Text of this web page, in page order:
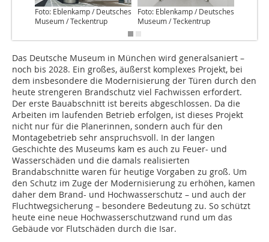
Foto: Eblenkamp / Deutsches
Museum / Teckentrup
Foto: Eblenkamp / Deutsches
Museum / Teckentrup
Das Deutsche Museum in München wird generalsaniert –
noch bis 2028. Ein großes, äußerst komplexes Projekt, bei
dem insbesondere die Modernisierung der Türen durch den
heute strengeren Brandschutz viel Fachwissen erfordert.
Der erste Bauabschnitt ist bereits abgeschlossen. Da die
Arbeiten im laufenden Betrieb erfolgen, ist dieses Projekt
nicht nur für die Planerinnen, sondern auch für den
Montagebetrieb sehr anspruchsvoll. In der langen
Geschichte des Museums kam es auch zu Feuer- und
Wasserschäden und die damals realisierten
Brandabschnitte waren für heutige Vorgaben zu groß. Um
den Schutz im Zuge der Modernisierung zu erhöhen, kamen
daher dem Brand- und Hochwasserschutz – und auch der
Fluchtwegsicherung – besondere Bedeutung zu. So schützt
heute eine neue Hochwasserschutzwand rund um das
Gebäude vor Flutschäden durch die Isar.